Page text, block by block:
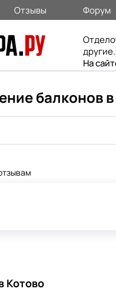
Отзывы Форум
другие.
На
балконов
Котово